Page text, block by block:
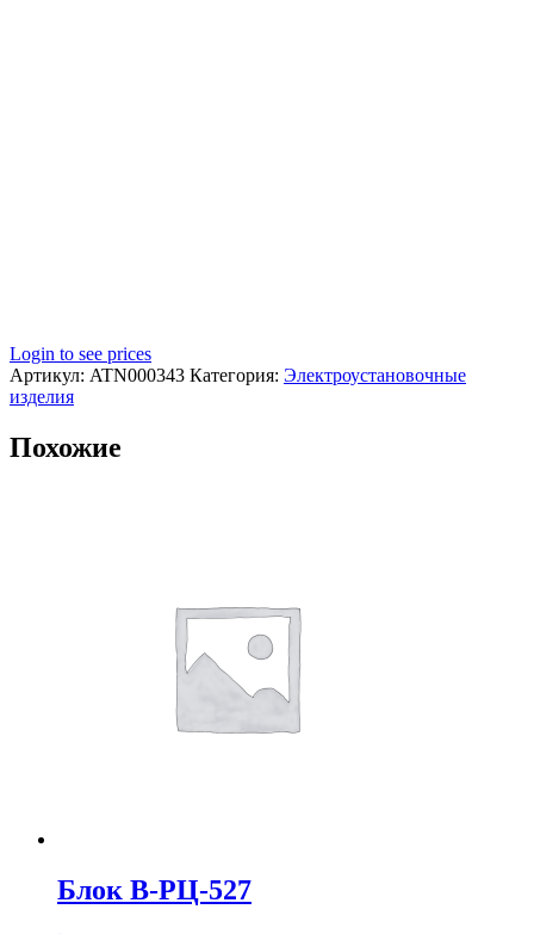
Login to see prices
Артикул: ATN000343 Категория: Электроустановочные
изделия
Похожие
Блок В-РЦ-527